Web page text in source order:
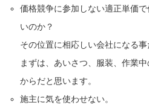
価格競争に参加しない適正単価
いのか？
その位置に相応しい会社になる事
まずは、あいさつ、服装、作業
からだと思います。
施主に気を使わせない。